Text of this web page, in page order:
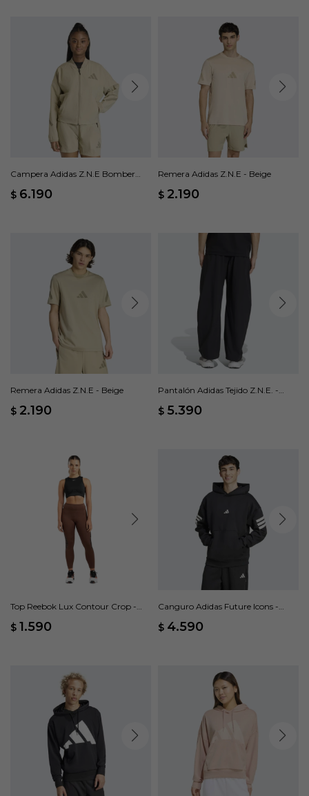
Campera Adidas Z.N.E Bomber
$ 6.190
Remera Adidas Z.N.E - Beige
$ 2.190
Remera Adidas Z.N.E - Beige
$ 2.190
Pantalón Adidas Tejido Z.N.E. -
$ 5.390
Top Reebok Lux Contour Crop -
$ 1.590
Canguro Adidas Future Icons -
$ 4.590